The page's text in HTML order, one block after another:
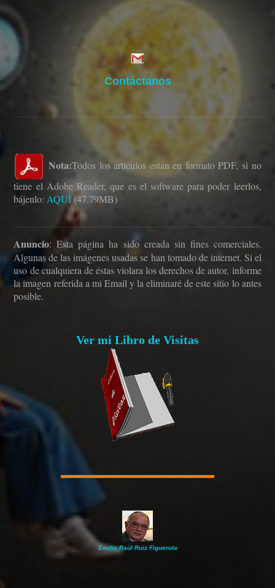
Contáctanos
Nota:Todos los artículos están en formato PDF, si no
tiene el Adobe Reader, que es el software para poder leerlos,
bájenlo:AQUÍ(47.79MB)
Anuncio: Esta página ha sido creada sin fines comerciales.
Algunas de las imágenes usadas se han tomado de internet. Si el
uso de cualquiera de éstas violara los derechos de autor, informe
la imagen referida a mi Email y la eliminaré de este sitio lo antes
posible.
Ver mi Libro de Visitas
Emilio Raúl Ruiz Figuerola